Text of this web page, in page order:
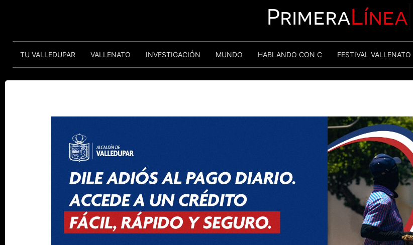
PrimeraLínea
TU VALLEDUPAR VALLENATO INVESTIGACIÓN MUNDO HABLANDO CON C FESTIVAL VALLENATO